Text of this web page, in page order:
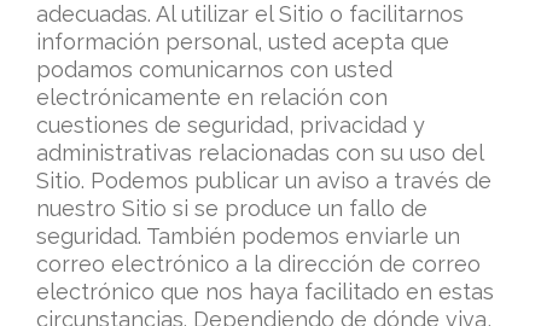
adecuadas. Al utilizar el Sitio o facilitarnos
información personal, usted acepta que
podamos comunicarnos con usted
electrónicamente en relación con
cuestiones de seguridad, privacidad y
administrativas relacionadas con su uso del
Sitio. Podemos publicar un aviso a través de
nuestro Sitio si se produce un fallo de
seguridad. También podemos enviarle un
correo electrónico a la dirección de correo
electrónico que nos haya facilitado en estas
circunstancias. Dependiendo de dónde viva,